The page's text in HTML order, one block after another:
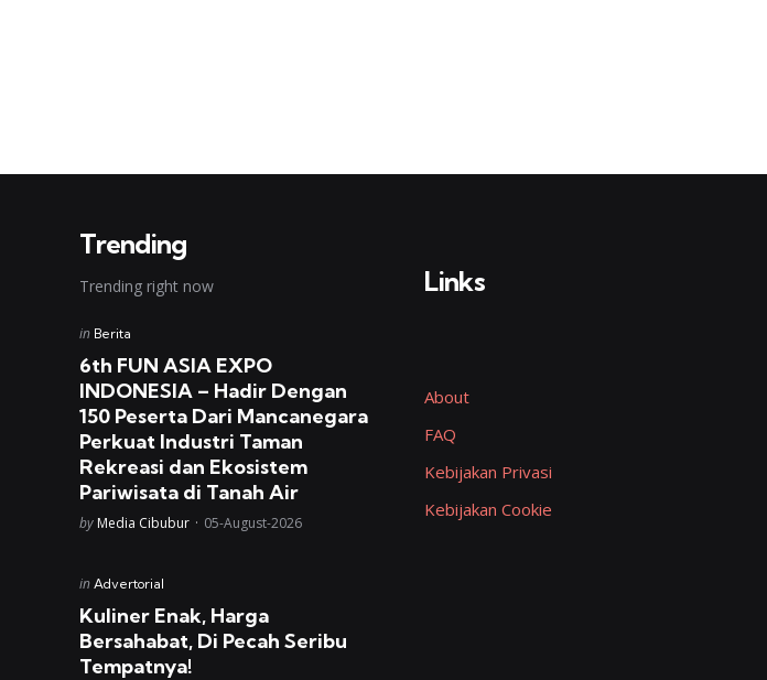
Trending
Trending right now
Posted
in Berita
6th FUN ASIA EXPO
INDONESIA – Hadir Dengan
150 Peserta Dari Mancanegara
Perkuat Industri Taman
Rekreasi dan Ekosistem
Pariwisata di Tanah Air
Posted
by Media Cibubur 05-August-2026
Posted
in Advertorial
Kuliner Enak, Harga
Bersahabat, Di Pecah Seribu
Tempatnya!
Links
About
FAQ
Kebijakan Privasi
Kebijakan Cookie